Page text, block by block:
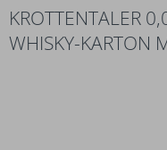
KROTTENTALER
WHISKY-KARTON